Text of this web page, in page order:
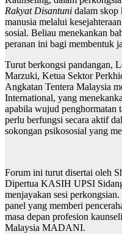
Rakyat Disantuni dalam skop
manusia melalui
sosial. Beliau menekankan
peranan ini bagi membentuk
Turut berkongsi pandangan,
Marzuki, Ketua Sektor
Angkatan Tentera Malaysia
International, yang
apabila wujud penghormatan
perlu berfungsi secara aktif
sokongan psikososial yang
Forum ini turut disertai oleh
Dipertua KASIH UPSI
menjayakan sesi
panel yang memberi
masa depan profesion
Malaysia MADANI.